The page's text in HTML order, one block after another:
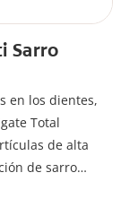
Sarro
en los dientes,
Total
de alta
de sarro